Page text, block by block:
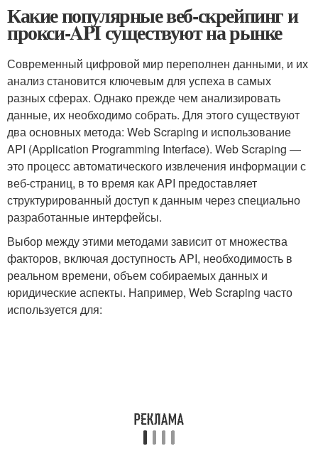
Какие популярные веб-скрейпинг и
прокси-API существуют на рынке
Современный ‌цифровой ‍мир‌ переполнен данными, и их
анализ становится ключевым ‌для успеха в самых
разных сферах. Однако‌ прежде ⁤чем анализировать
данные, их необходимо ‌собрать. Для этого существуют
два​ основных метода: Web Scraping и использование
API (Application Programming Interface).‍ Web Scraping⁢ —
это процесс ⁤автоматического извлечения информации с
веб-страниц, в⁤ то время как API предоставляет
структурированный⁤ доступ к данным через специально
разработанные интерфейсы.
Выбор‌ между ‌этими ‌методами зависит от множества
факторов, включая доступность API, необходимость в
реальном времени, объем собираемых данных​ и
юридические аспекты. Например, Web Scraping часто
используется для: